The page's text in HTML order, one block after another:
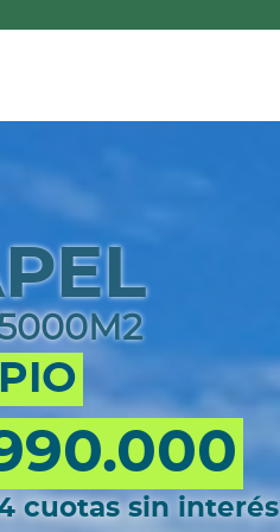
cuotas sin interés